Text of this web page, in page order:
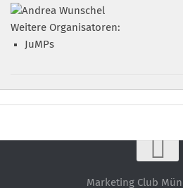
Weitere Organisatoren:
JuMPs
Datenschutz – ganz einfach!
Marketing Club